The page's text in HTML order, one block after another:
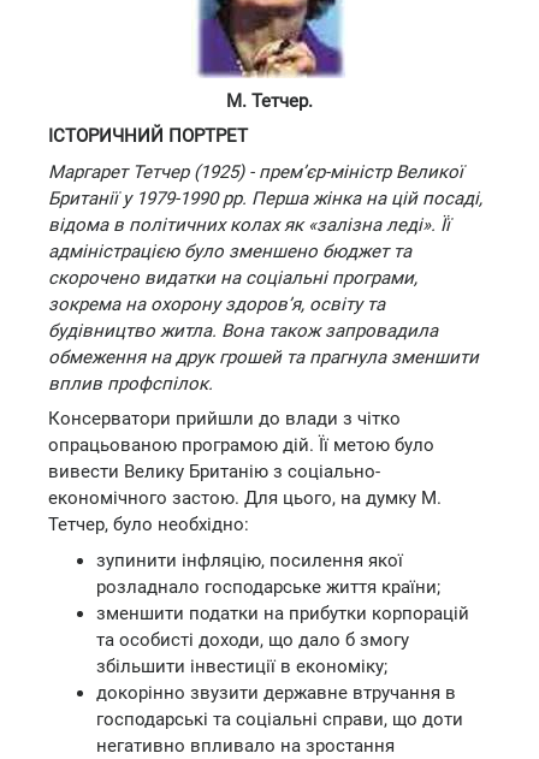
М. Тетчер.
ІСТОРИЧНИЙ ПОРТРЕТ
Маргарет Тетчер (1925) - прем’єр-міністр Великої
Британії у 1979-1990 рр. Перша жінка на цій посаді,
відома в політичних колах як «залізна леді». Її
адміністрацією було зменшено бюджет та
скорочено видатки на соціальні програми,
зокрема на охорону здоров’я, освіту та
будівництво житла. Вона також запровадила
обмеження на друк грошей та прагнула зменшити
вплив профспілок.
Консерватори прийшли до влади з чітко
опрацьованою програмою дій. Її метою було
вивести Велику Британію з соціально-
економічного застою. Для цього, на думку М.
Тетчер, було необхідно:
зупинити інфляцію, посилення якої
розладнало господарське життя країни;
зменшити податки на прибутки корпорацій
та особисті доходи, що дало б змогу
збільшити інвестиції в економіку;
докорінно звузити державне втручання в
господарські та соціальні справи, що доти
негативно впливало на зростання